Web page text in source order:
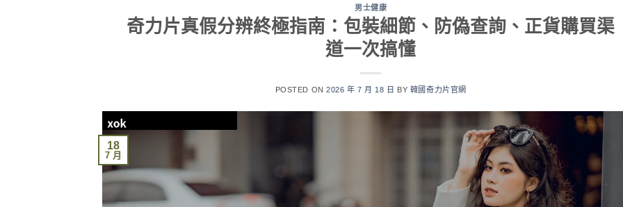
男士健康
奇力片真假分辨終極指南：包裝細節、防偽查詢、正貨購買渠
道一次搞懂
POSTED ON2026 年 7 月 18 日 BY 韓國奇力片官網
18
7 月